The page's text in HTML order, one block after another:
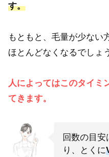
す。
もともと、毛量が少ない
ほとんどなくなるでしょ
人によってはこのタイミ
てきます。
回数の目安
り、とくに